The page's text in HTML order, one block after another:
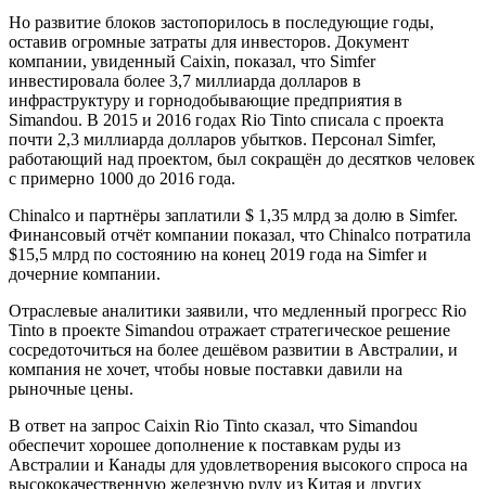
Но развитие блоков застопорилось в последующие годы,
оставив огромные затраты для инвесторов. Документ
компании, увиденный Caixin, показал, что Simfer
инвестировала более 3,7 миллиарда долларов в
инфраструктуру и горнодобывающие предприятия в
Simandou. В 2015 и 2016 годах Rio Tinto списала с проекта
почти 2,3 миллиарда долларов убытков. Персонал Simfer,
работающий над проектом, был сокращён до десятков человек
с примерно 1000 до 2016 года.
Chinalco и партнёры заплатили $ 1,35 млрд за долю в Simfer.
Финансовый отчёт компании показал, что Chinalco потратила
$15,5 млрд по состоянию на конец 2019 года на Simfer и
дочерние компании.
Отраслевые аналитики заявили, что медленный прогресс Rio
Tinto в проекте Simandou отражает стратегическое решение
сосредоточиться на более дешёвом развитии в Австралии, и
компания не хочет, чтобы новые поставки давили на
рыночные цены.
В ответ на запрос Caixin Rio Tinto сказал, что Simandou
обеспечит хорошее дополнение к поставкам руды из
Австралии и Канады для удовлетворения высокого спроса на
высококачественную железную руду из Китая и других